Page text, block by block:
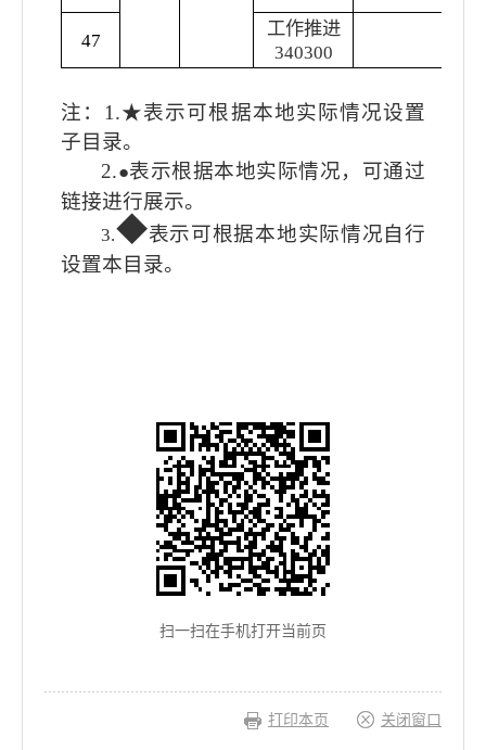
47
工作推进
340300
注： 1.★表示可根据本地实际情况设置
子目录。
2.●表示根据本地实际情况，可通过
链接进行展示。
3.◆表示可根据本地实际情况自行
设置本目录。
扫一扫在手机打开当前页
打印本页 关闭窗口